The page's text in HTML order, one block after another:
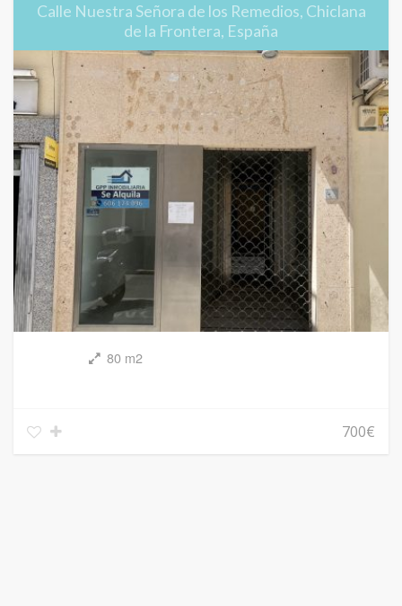
Calle Nuestra Señora de los Remedios, Chiclana
de la Frontera, España
80 m2
700€